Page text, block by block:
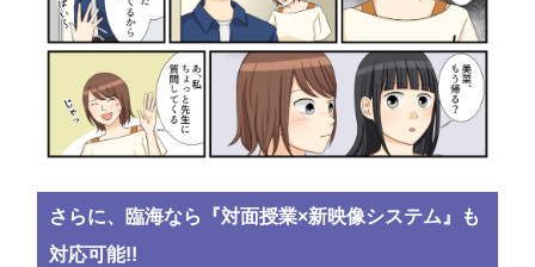
さらに、臨海なら『対面授業×新映像システム』も
対応可能!!